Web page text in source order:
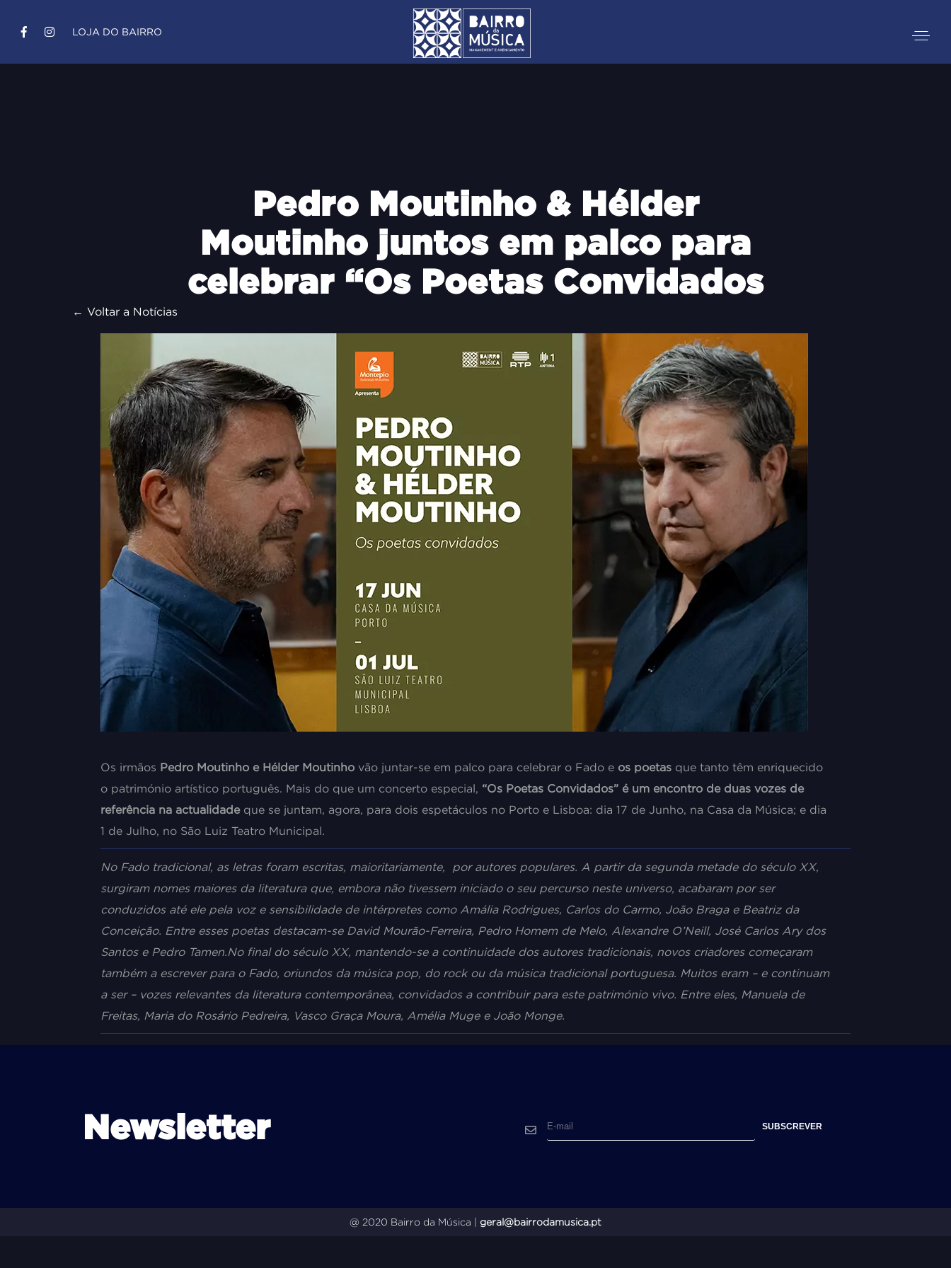
LOJA DO BAIRRO
Pedro Moutinho & Hélder
Moutinho juntos em palco para
celebrar “Os Poetas Convidados
← Voltar a Notícias
Os irmãos Pedro Moutinho e Hélder Moutinho vão juntar-se em palco para celebrar o Fado e os poetas que tanto têm enriquecido
o património artístico português. Mais do que um concerto especial, “Os Poetas Convidados” é um encontro de duas vozes de
referência na actualidade que se juntam, agora, para dois espetáculos no Porto e Lisboa: dia 17 de Junho, na Casa da Música; e dia
1 de Julho, no São Luiz Teatro Municipal.
No Fado tradicional, as letras foram escritas, maioritariamente, por autores populares. A partir da segunda metade do século XX,
surgiram nomes maiores da literatura que, embora não tivessem iniciado o seu percurso neste universo, acabaram por ser
conduzidos até ele pela voz e sensibilidade de intérpretes como Amália Rodrigues, Carlos do Carmo, João Braga e Beatriz da
Conceição. Entre esses poetas destacam-se David Mourão-Ferreira, Pedro Homem de Melo, Alexandre O’Neill, José Carlos Ary dos
Santos e Pedro Tamen.No final do século XX, mantendo-se a continuidade dos autores tradicionais, novos criadores começaram
também a escrever para o Fado, oriundos da música pop, do rock ou da música tradicional portuguesa. Muitos eram – e continuam
a ser – vozes relevantes da literatura contemporânea, convidados a contribuir para este património vivo. Entre eles, Manuela de
Freitas, Maria do Rosário Pedreira, Vasco Graça Moura, Amélia Muge e João Monge.
Newsletter
@ 2020 Bairro da Música | geral@bairrodamusica.pt